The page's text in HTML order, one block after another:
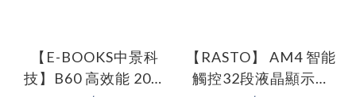
【E-BOOKS中景科
技】B60 高效能 20W
【RASTO】 AM4 智能
觸控32段液晶顯示變